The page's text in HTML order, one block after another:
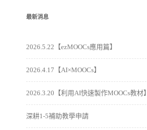
最新消息
2026.5.22【ezMOOCs應用篇】
2026.4.17【AI×MOOCs】
2026.3.20【利用AI快速製作MOOCs教材】
深耕1-5補助教學申請